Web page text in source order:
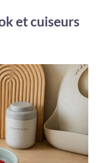
et cuiseurs